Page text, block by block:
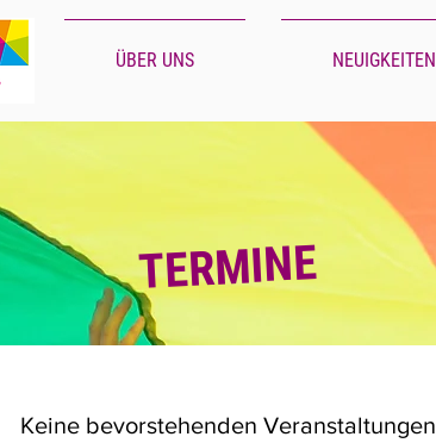
ÜBER UNS NEUIGKEITEN
TERMINE
Keine bevorstehenden Veranstaltungen